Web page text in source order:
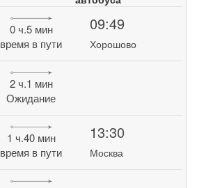
0 ч.5 мин
время в пути
09:49
Хорошово
2 ч.1 мин
Ожидание
1 ч.40 мин
время в пути
13:30
Москва